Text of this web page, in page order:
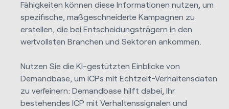
Fähigkeiten können diese Informationen nutzen, um
spezifische, maßgeschneiderte Kampagnen zu
erstellen, die bei Entscheidungsträgern in den
wertvollsten Branchen und Sektoren ankommen.
Nutzen Sie die KI-gestützten Einblicke von
Demandbase, um ICPs mit Echtzeit-Verhaltensdaten
zu verfeinern: Demandbase hilft dabei, Ihr
bestehendes ICP mit Verhaltenssignalen und